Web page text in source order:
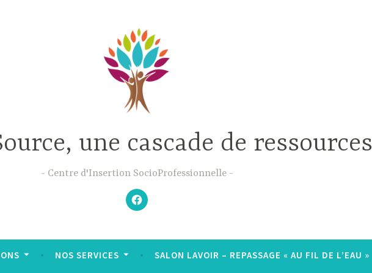
une cascade de ressources
Centre d'Insertion SocioProfessionnelle
–
N’hésitez
pas
à
;-)
–
NOS SERVICES SALON LAVOIR – REPASSAGE « AU FIL DE L’EAU »